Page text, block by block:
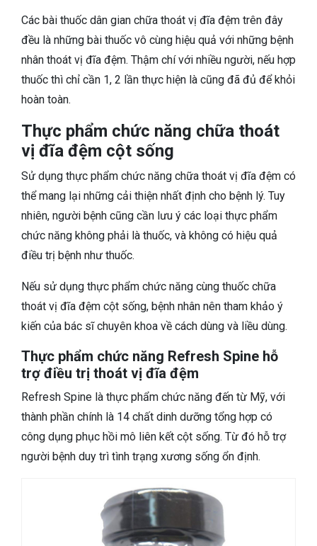
Các bài thuốc dân gian chữa thoát vị đĩa đệm trên đây
đều là những bài thuốc vô cùng hiệu quả với những bệnh
nhân thoát vị đĩa đệm. Thậm chí với nhiều người, nếu hợp
thuốc thì chỉ cần 1, 2 lần thực hiện là cũng đã đủ để khỏi
hoàn toàn.
Thực phẩm chức năng chữa thoát
vị đĩa đệm cột sống
Sử dụng thực phẩm chức năng chữa thoát vị đĩa đệm có
thể mang lại những cải thiện nhất định cho bệnh lý. Tuy
nhiên, người bệnh cũng cần lưu ý các loại thực phẩm
chức năng không phải là thuốc, và không có hiệu quả
điều trị bệnh như thuốc.
Nếu sử dụng thực phẩm chức năng cùng thuốc chữa
thoát vị đĩa đệm cột sống, bệnh nhân nên tham khảo ý
kiến của bác sĩ chuyên khoa về cách dùng và liều dùng.
Thực phẩm chức năng Refresh Spine hỗ
trợ điều trị thoát vị đĩa đệm
Refresh Spine là thực phẩm chức năng đến từ Mỹ, với
thành phần chính là 14 chất dinh dưỡng tổng hợp có
công dụng phục hồi mô liên kết cột sống. Từ đó hỗ trợ
người bệnh duy trì tình trạng xương sống ổn định.